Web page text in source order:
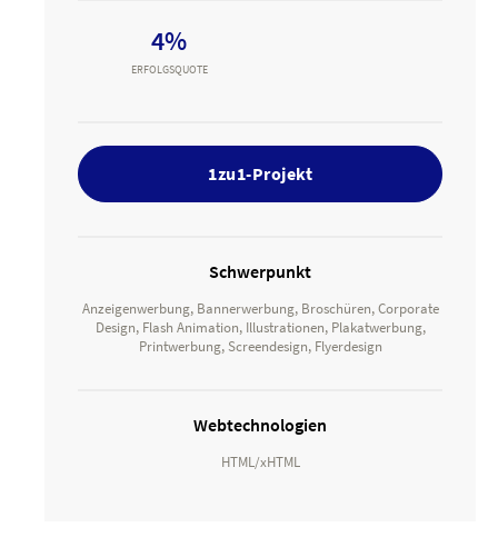
4%
ERFOLGSQUOTE
1zu1-Projekt
Schwerpunkt
Anzeigenwerbung, Bannerwerbung, Broschüren, Corporate
Design, Flash Animation, Illustrationen, Plakatwerbung,
Printwerbung, Screendesign, Flyerdesign
Webtechnologien
HTML/xHTML